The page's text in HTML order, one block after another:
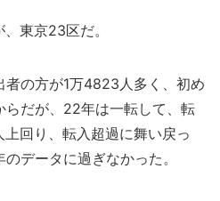
東京23区だ。
の方が1万4823人多く、初め
らだが、22年は一転して、転
回り、転入超過に舞い戻っ
データに過ぎなかった。